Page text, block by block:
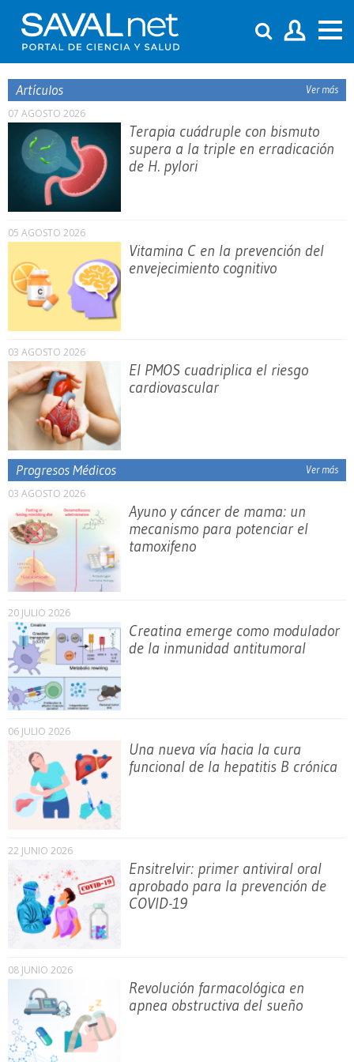
Artículos
Ver más
07 AGOSTO 2026
Terapia cuádruple con bismuto
supera a la triple en erradicación
de H. pylori
05 AGOSTO 2026
Vitamina C en la prevención del
envejecimiento cognitivo
03 AGOSTO 2026
El PMOS cuadriplica el riesgo
cardiovascular
Progresos Médicos
Ver más
03 AGOSTO 2026
Ayuno y cáncer de mama: un
mecanismo para potenciar el
tamoxifeno
20 JULIO 2026
Creatina emerge como modulador
de la inmunidad antitumoral
06 JULIO 2026
Una nueva vía hacia la cura
funcional de la hepatitis B crónica
22 JUNIO 2026
Ensitrelvir: primer antiviral oral
aprobado para la prevención de
COVID-19
08 JUNIO 2026
Revolución farmacológica en
apnea obstructiva del sueño